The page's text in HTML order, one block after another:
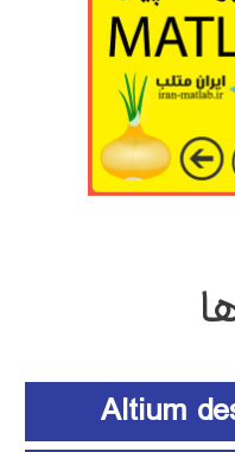
Altium